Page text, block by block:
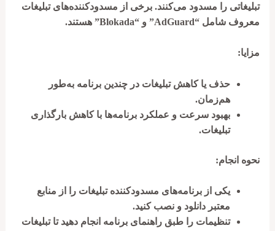
تبلیغاتی را مسدود می‌کنند. برخی از مسدودکننده‌های تبلیغات
معروف شامل “AdGuard” و “Blokada” هستند.
مزایا:
حذف یا کاهش تبلیغات در چندین برنامه به‌طور
هم‌زمان.
بهبود سرعت و عملکرد برنامه‌ها با کاهش بارگذاری
تبلیغات.
نحوه انجام:
یکی از برنامه‌های مسدودکننده تبلیغات را از منابع
معتبر دانلود و نصب کنید.
تنظیمات را طبق راهنمای برنامه انجام دهید تا تبلیغات